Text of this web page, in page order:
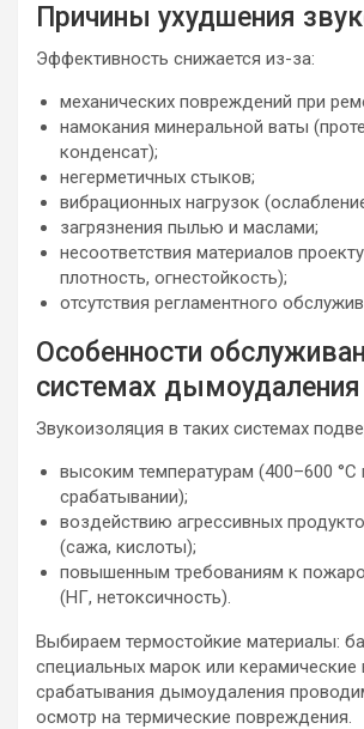
Причины ухудшения
Эффективность снижается из-за:
механических повреждений при
намокания минеральной ваты
конденсат);
негерметичных стыков;
вибрационных нагрузок
загрязнения пылью и маслами;
несоответствия материалов
плотность, огнестойкость);
отсутствия регламентного
Особенности
системах дымоудаления
Звукоизоляция в таких системах
высоким температурам (400–600 °C
срабатывании);
воздействию агрессивных
(сажа, кислоты);
повышенным требованиям к
(НГ, нетоксичность).
Выбираем термостойкие материалы:
специальных марок или керамические
срабатывания дымоудаления
осмотр на термические повреждения.